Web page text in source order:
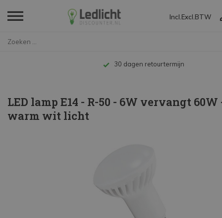
Incl. Excl. BTW
Tot 10 jaar garantie
LED lamp E14 - R-50 - 6W vervangt 60W
warm wit licht